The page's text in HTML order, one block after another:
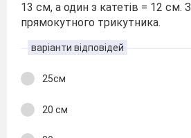
13 см, а один з катетів = 12 см.
прямокутного трикутника.
варіанти відповідей
25см
20 см